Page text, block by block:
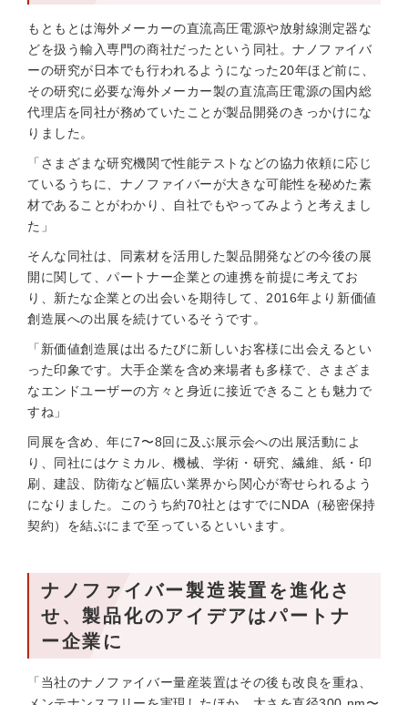
もともとは海外メーカーの直流高圧電源や放射線測定器な
どを扱う輸入専門の商社だったという同社。ナノファイバ
ーの研究が日本でも行われるようになった20年ほど前に、
その研究に必要な海外メーカー製の直流高圧電源の国内総
代理店を同社が務めていたことが製品開発のきっかけにな
りました。
「さまざまな研究機関で性能テストなどの協力依頼に応じ
ているうちに、ナノファイバーが大きな可能性を秘めた素
材であることがわかり、自社でもやってみようと考えまし
た」
そんな同社は、同素材を活用した製品開発などの今後の展
開に関して、パートナー企業との連携を前提に考えてお
り、新たな企業との出会いを期待して、2016年より新価値
創造展への出展を続けているそうです。
「新価値創造展は出るたびに新しいお客様に出会えるとい
った印象です。大手企業を含め来場者も多様で、さまざま
なエンドユーザーの方々と身近に接近できることも魅力で
すね」
同展を含め、年に7〜8回に及ぶ展示会への出展活動によ
り、同社にはケミカル、機械、学術・研究、繊維、紙・印
刷、建設、防衛など幅広い業界から関心が寄せられるよう
になりました。このうち約70社とはすでにNDA（秘密保持
契約）を結ぶにまで至っているといいます。
ナノファイバー製造装置を進化さ
せ、製品化のアイデアはパートナ
ー企業に
「当社のナノファイバー量産装置はその後も改良を重ね、